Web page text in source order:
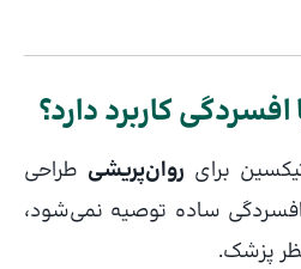
کاربرد دارد؟
برای روان‌پریشی طراحی
ساده توصیه نمی‌شود،
پزشک.